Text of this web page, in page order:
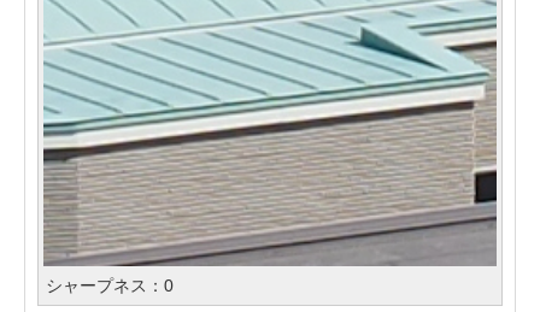
シャープネス：0